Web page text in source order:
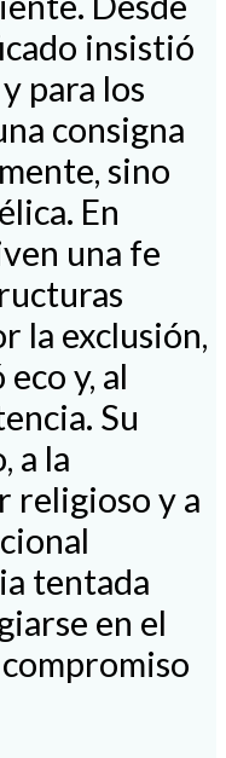
insistió
para los
consigna
sino
En
una fe
la exclusión,
y, al
Su
a la
religioso y a
tentada
en el